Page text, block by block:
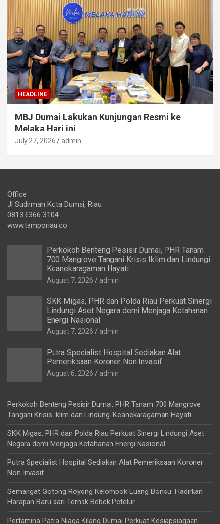
HEADLINE
MBJ Dumai Lakukan Kunjungan Resmi ke
Melaka Hari ini
July 27, 2026 admin
Office :
Jl Sudirman Kota Dumai, Riau
0813 6366 3104
www.temporiau.co
Perkokoh Benteng Pesisir Dumai, PHR Tanam
700 Mangrove Tangani Krisis Iklim dan Lindungi
Keanekaragaman Hayati
August 7, 2026 admin
SKK Migas, PHR dan Polda Riau Perkuat Sinergi
Lindungi Aset Negara demi Menjaga Ketahanan
Energi Nasional
August 7, 2026 admin
Putra Specialist Hospital Sediakan Alat
Pemeriksaan Koroner Non Invasif
August 6, 2026 admin
Perkokoh Benteng Pesisir Dumai, PHR Tanam 700 Mangrove
Tangani Krisis Iklim dan Lindungi Keanekaragaman Hayati
SKK Migas, PHR dan Polda Riau Perkuat Sinergi Lindungi Aset
Negara demi Menjaga Ketahanan Energi Nasional
Putra Specialist Hospital Sediakan Alat Pemeriksaan Koroner
Non Invasif
Semangat Gotong Royong Kelompok Luang Bonsu: Hadirkan
Harapan Baru dari Ternak Bebek Petelur
Pertamina Patra Niaga Kilang Dumai Perkuat Kesiapsiagaan